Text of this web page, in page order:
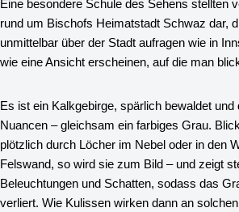
Eine besondere Schule des Sehens stellten
rund um Bischofs Heimatstadt Schwaz dar,
unmittelbar über der Stadt aufragen wie in
wie eine Ansicht erscheinen, auf die man
Es ist ein Kalkgebirge, spärlich bewaldet und
Nuancen – gleichsam ein farbiges Grau.
plötzlich durch Löcher im Nebel oder in den
Felswand, so wird sie zum Bild – und zeigt
Beleuchtungen und Schatten, sodass das
verliert. Wie Kulissen wirken dann an